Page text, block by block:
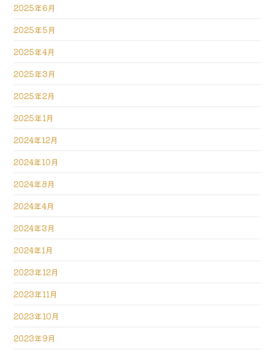
2025年6月
2025年5月
2025年4月
2025年3月
2025年2月
2025年1月
2024年12月
2024年10月
2024年8月
2024年4月
2024年3月
2024年1月
2023年12月
2023年11月
2023年10月
2023年9月